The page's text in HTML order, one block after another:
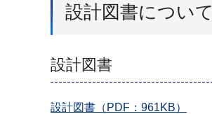
設計図書について
設計図書
設計図書（PDF：961KB）